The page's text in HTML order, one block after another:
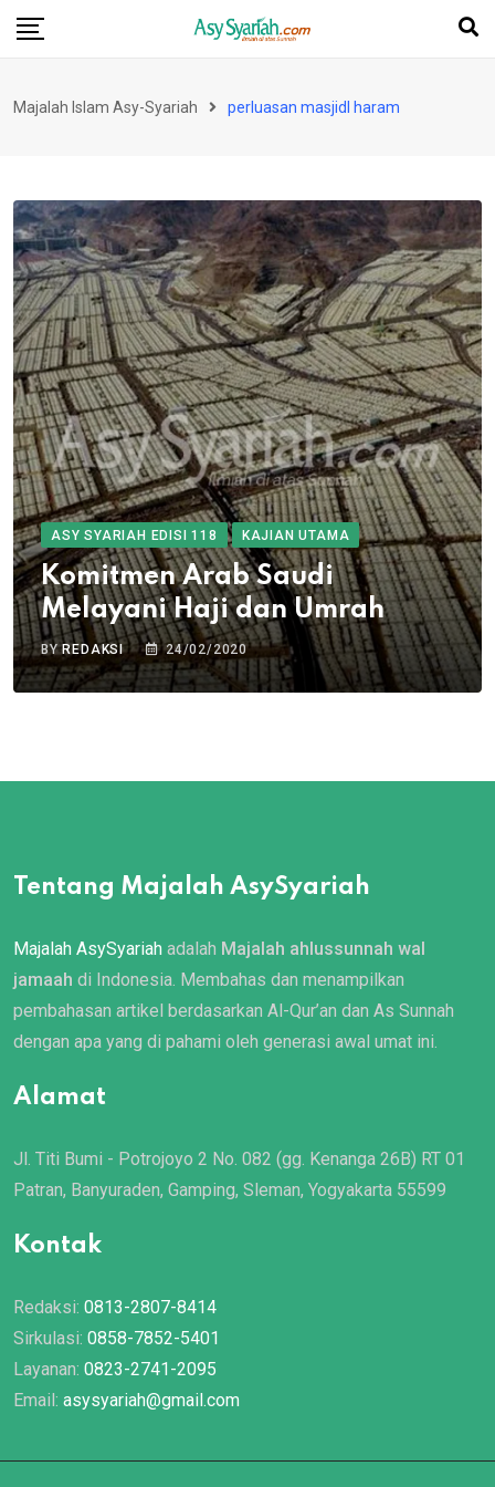
Skip
Majalah Islam Asy-Syariah perluasan masjidl haram
ASY SYARIAH EDISI 118 KAJIAN UTAMA
Komitmen Arab Saudi
Melayani Haji dan Umrah
BYREDAKSI 24/02/2020
Tentang Majalah AsySyariah
Majalah AsySyariah adalah Majalah ahlussunnah wal
jamaah di Indonesia. Membahas dan menampilkan
pembahasan artikel berdasarkan Al-Qur’an dan As Sunnah
dengan apa yang di pahami oleh generasi awal umat ini.
Alamat
Jl. Titi Bumi - Potrojoyo 2 No. 082 (gg. Kenanga 26B) RT 01
Patran, Banyuraden, Gamping, Sleman, Yogyakarta 55599
Kontak
Redaksi: 0813-2807-8414
Sirkulasi: 0858-7852-5401
Layanan: 0823-2741-2095
Email: asysyariah@gmail.com